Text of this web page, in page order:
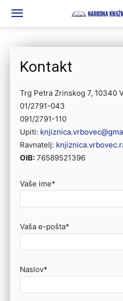
Kontakt
Trg Petra Zrinskog 7, 10340
01/2791-043
091/2791-110
Upiti:
Ravnatelj:
OIB: 76589521396
Vaše ime*
Vaša e-pošta*
Naslov*